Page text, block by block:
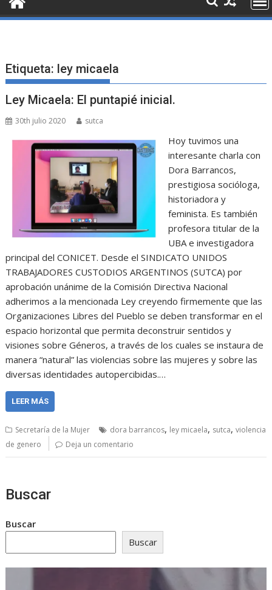
Etiqueta: ley micaela
Ley Micaela: El puntapié inicial.
30th julio 2020 sutca
Hoy tuvimos una
interesante charla con
Dora Barrancos,
prestigiosa socióloga,
historiadora y
feminista. Es también
profesora titular de la
UBA e investigadora
principal del CONICET. Desde el SINDICATO UNIDOS
TRABAJADORES CUSTODIOS ARGENTINOS (SUTCA) por
aprobación unánime de la Comisión Directiva Nacional
adherimos a la mencionada Ley creyendo firmemente que las
Organizaciones Libres del Pueblo se deben transformar en el
espacio horizontal que permita deconstruir sentidos y
visiones sobre Géneros, a través de los cuales se instaura de
manera “natural” las violencias sobre las mujeres y sobre las
diversas identidades autopercibidas.…
LEER MÁS
Secretaría de la Mujer dora barrancos, ley micaela, sutca,violencia
de genero
Deja un comentario
Buscar
Buscar
Buscar